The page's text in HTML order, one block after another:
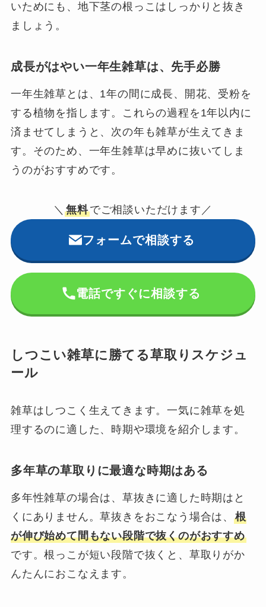
いためにも、地下茎の根っこはしっかりと抜き
ましょう。
成長がはやい一年生雑草は、先手必勝
一年生雑草とは、1年の間に成長、開花、受粉を
する植物を指します。これらの過程を1年以内に
済ませてしまうと、次の年も雑草が生えてきま
す。そのため、一年生雑草は早めに抜いてしま
うのがおすすめです。
＼無料でご相談いただけます／
フォームで相談する
電話ですぐに相談する
しつこい雑草に勝てる草取りスケジュ
ール
雑草はしつこく生えてきます。一気に雑草を処
理するのに適した、時期や環境を紹介します。
多年草の草取りに最適な時期はある
多年性雑草の場合は、草抜きに適した時期はと
くにありません。草抜きをおこなう場合は、根
が伸び始めて間もない段階で抜くのがおすすめ
です。根っこが短い段階で抜くと、草取りがか
んたんにおこなえます。